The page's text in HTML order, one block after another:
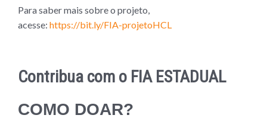
Para saber mais sobre o projeto,
acesse: https://bit.ly/FIA-projetoHCL
Contribua com o FIA ESTADUAL
COMO DOAR?